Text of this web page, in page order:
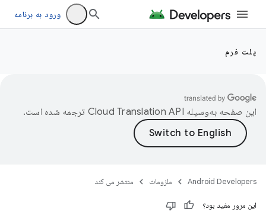
ورود به برنامه
پلت فرم
این صفحه به‌وسیله ترجمه شده است.
Android Developers ملزومات منتشر می کند
این مرور مفید بود؟